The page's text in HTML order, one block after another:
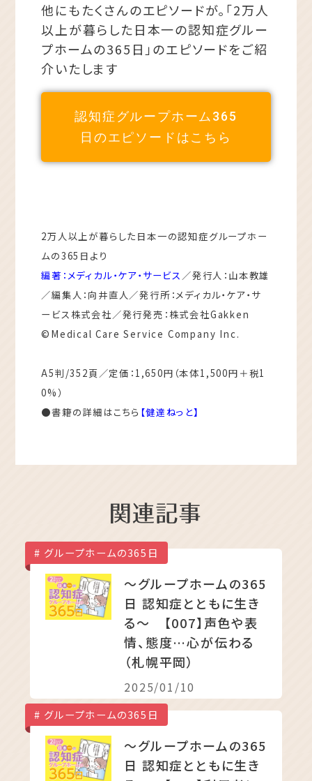
他にもたくさんのエピソードが。「2万人
以上が暮らした日本一の認知症グルー
プホームの365日」のエピソードをご紹
介いたします
認知症グループホーム365
日のエピソードはこちら
2万人以上が暮らした日本一の認知症グループホー
ムの365日より
編著：メディカル・ケア・サービス ／発行人：山本教雄
／編集人：向井直人／発行所：メディカル・ケア・サ
ービス株式会社／発行発売：株式会社Gakken
©️Medical Care Service Company Inc.
A5判/352頁／定価：1,650円（本体1,500円＋税1
0%）
●書籍の詳細はこちら 【健達ねっと】
グループホームの365日
〜グループホームの365
日 認知症とともに生き
る〜 【007】声色や表
情、態度…心が伝わる
（札幌平岡）
2025/01/10
グループホームの365日
〜グループホームの365
日 認知症とともに生き